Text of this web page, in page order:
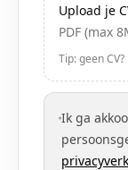
Upload je
PDF (max
Tip: geen
Ik ga